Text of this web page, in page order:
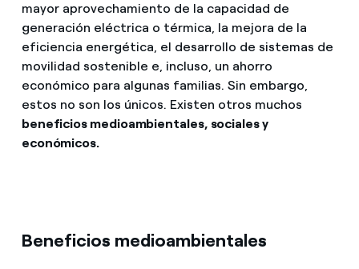
mayor aprovechamiento de la capacidad de
generación eléctrica o térmica, la mejora de la
eficiencia energética, el desarrollo de sistemas de
movilidad sostenible e, incluso, un ahorro
económico para algunas familias. Sin embargo,
estos no son los únicos. Existen otros muchos
beneficios medioambientales, sociales y
económicos.
Beneficios medioambientales